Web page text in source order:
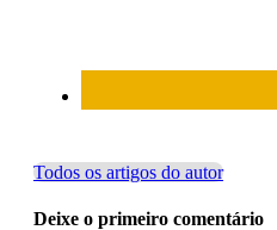
Todos os artigos do autor
Deixe o primeiro comentário